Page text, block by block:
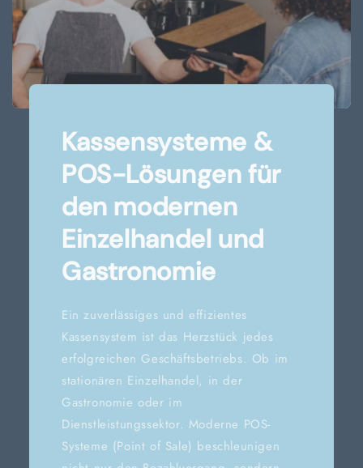
Kassensysteme &
POS-Lösungen für
den modernen
Einzelhandel und
Gastronomie
Ein zuverlässiges und effizientes
Kassensystem ist das Herzstück jedes
erfolgreichen Geschäftsbetriebs. Ob im
stationären Einzelhandel, in der
Gastronomie oder im
Dienstleistungssektor. Moderne POS-
Systeme (Point of Sale) beschleunigen